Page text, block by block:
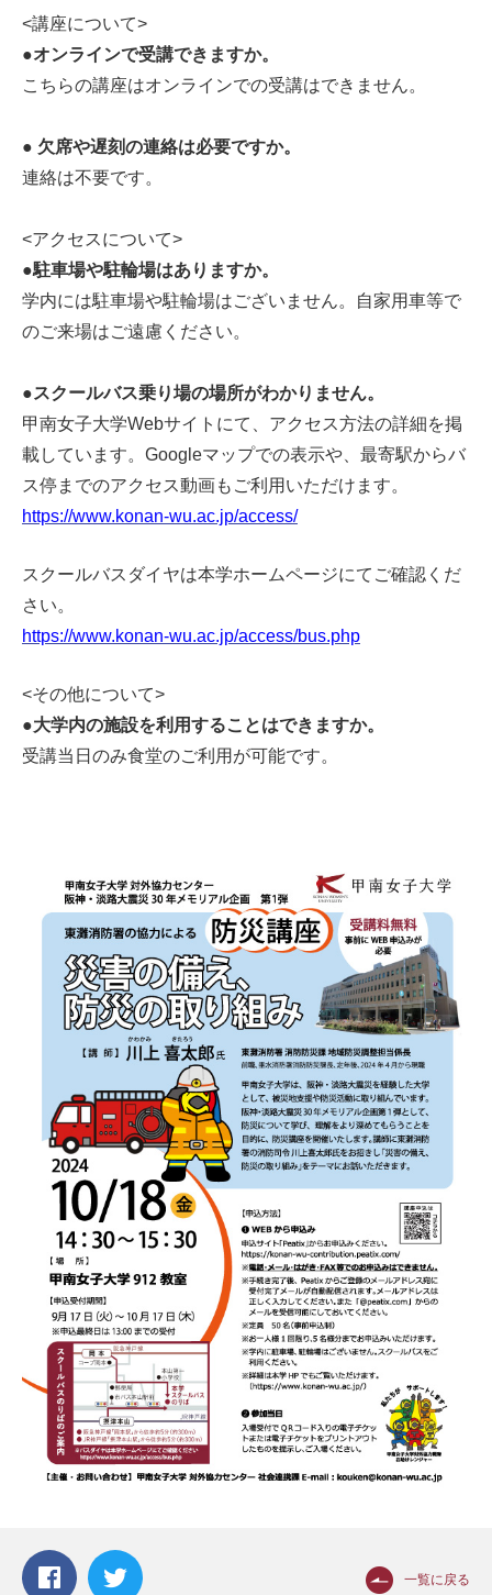
<講座について>
●オンラインで受講できますか。
こちらの講座はオンラインでの受講はできません。
● 欠席や遅刻の連絡は必要ですか。
連絡は不要です。
<アクセスについて>
●駐車場や駐輪場はありますか。
学内には駐車場や駐輪場はございません。自家用車等で
のご来場はご遠慮ください。
●スクールバス乗り場の場所がわかりません。
甲南女子大学Webサイトにて、アクセス方法の詳細を掲
載しています。Googleマップでの表示や、最寄駅からバ
ス停までのアクセス動画もご利用いただけます。
https://www.konan-wu.ac.jp/access/
スクールバスダイヤは本学ホームページにてご確認くだ
さい。
https://www.konan-wu.ac.jp/access/bus.php
<その他について>
●大学内の施設を利用することはできますか。
受講当日のみ食堂のご利用が可能です。
一覧に戻る